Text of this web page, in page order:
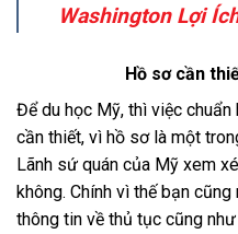
Washington Lợi
Hồ sơ cần
Để du học Mỹ, thì việc
cần thiết, vì hồ sơ là một
Lãnh sứ quán của Mỹ xem
không. Chính vì thế bạn
thông tin về thủ tục cũng